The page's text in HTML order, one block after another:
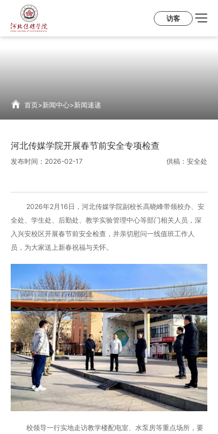
访客
首页>新闻中心>新闻速递
河北传媒学院开展春节前安全专项检查
发布时间： 2026-02-17 供稿： 安全处
2026年2月16日，河北传媒学院副校长高晓峰带领校办、安
全处、学生处、后勤处、教学实验管理中心等部门相关人员，深
入兴安校区开展春节前安全检查，并亲切慰问一线值班工作人
员，为大家送上新春祝福与关怀。
校领导一行实地走访教学楼配电室、水泵房等重点场所，要